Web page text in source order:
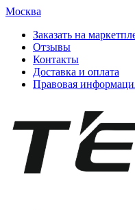
Москва
Заказать на
Отзывы
Контакты
Доставка и оплата
Правовая